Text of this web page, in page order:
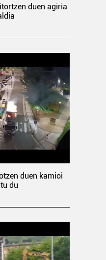
duen agiria
duen kamioi
du